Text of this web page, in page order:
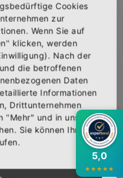
Newsletter
News über neue
10% Gutschein für
Cookies
zur
Wenn Sie auf
klicken, werden
Nach der
die betroffenen
Daten
Informationen
Drittunternehmen
"Mehr" und in unserer
Sie können Ihre
5,0
★★★★★